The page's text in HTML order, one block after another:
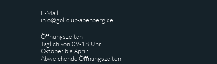
E-Mail
info@golfclub-abenberg.de
Öffnungszeiten
Täglich von 09-18 Uhr
Oktober bis April:
Abweichende Öffnungszeiten